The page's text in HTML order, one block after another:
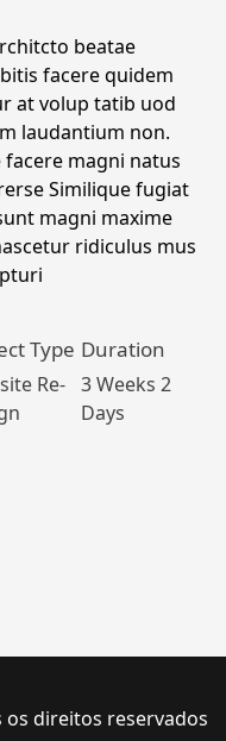
beatae
facere quidem
at volup tatib uod
laudantium non.
magni natus
Similique fugiat
magni maxime
ridiculus mus
Type
Re-
Duration
3 Weeks 2
Days
os direitos reservados